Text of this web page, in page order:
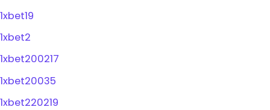
1xbet19
1xbet2
1xbet200217
1xbet20035
1xbet220219